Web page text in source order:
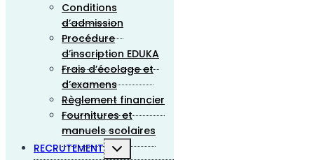
Conditions
d’admission
Procédure
d’inscription EDUKA
Frais d’écolage et
d’examens
Règlement financier
Fournitures et
manuels scolaires
RECRUTEMENT